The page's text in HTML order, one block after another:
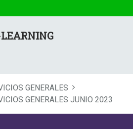
GENERALES
GENERALES JUNIO 2023